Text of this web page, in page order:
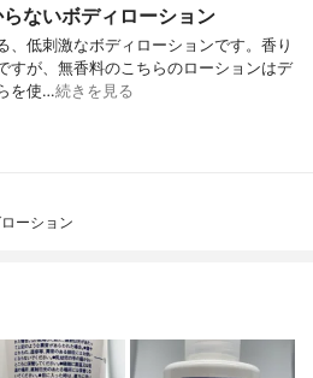
ないボディローション
、低刺激なボディローションです。香り
すが、無香料のこちらのローションはデ
を使…続きを見る
ーション